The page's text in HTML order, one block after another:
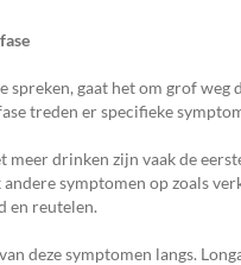
spreken, gaat het om grof weg
treden er specifieke
meer drinken zijn vaak de
symptomen op zoals
en reutelen.
deze symptomen langs.